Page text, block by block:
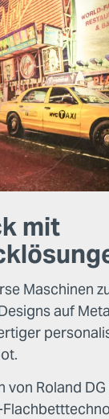
mit
Maschinen
auf
von Roland